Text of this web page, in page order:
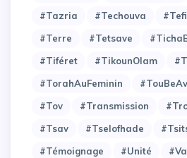
#Tazria
#Techouva
#Terre
#Tetsave
#Tiféret
#TikounOlam
#TorahAuFeminin
#TouBeAv
#Tov
#Transmission
#Tsav
#Tselofhade
#Témoignage
#Unité